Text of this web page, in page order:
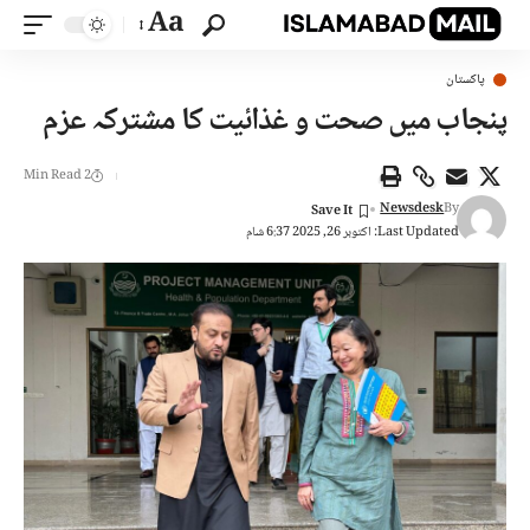
Aa
پاکستان
پنجاب میں صحت و غذائیت کا مشترکہ عزم
Last Updated: اکتوبر 26, 2025 6:37 شام
By
Newsdesk
2 Min Read